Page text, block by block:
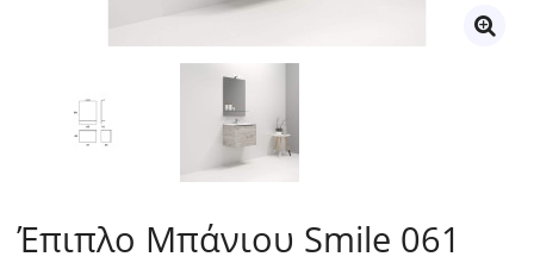
Έπιπλο Μπάνιου Smile 061